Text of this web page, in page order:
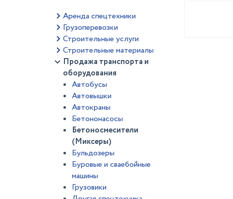
Аренда спецтехники
Грузоперевозки
Строительные услуги
Строительные материалы
Продажа транспорта и
оборудования
Автобусы
Автовышки
Автокраны
Бетононасосы
Бетоносмесители
(Миксеры)
Бульдозеры
Буровые и сваебойные
машины
Грузовики